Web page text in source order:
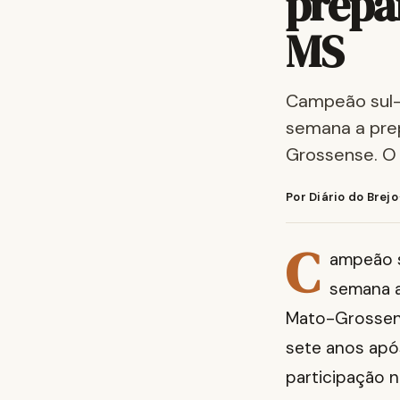
MS
Campeão
semana a
Grossense.
Por Diário do Brejo
C semana
Mato-
sete anos
participação